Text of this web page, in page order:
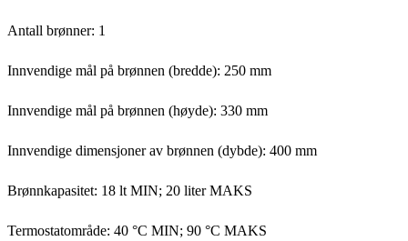
Antall brønner: 1
Innvendige mål på brønnen (bredde): 250 mm
Innvendige mål på brønnen (høyde): 330 mm
Innvendige dimensjoner av brønnen (dybde): 400 mm
Brønnkapasitet: 18 lt MIN; 20 liter MAKS
Termostatområde: 40 °C MIN; 90 °C MAKS